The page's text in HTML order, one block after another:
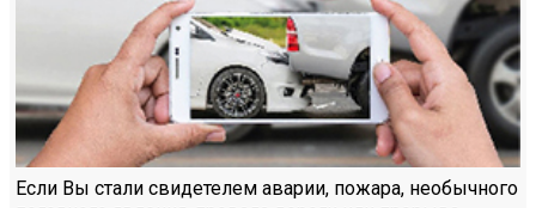
Если Вы стали свидетелем аварии, пожара, необычного